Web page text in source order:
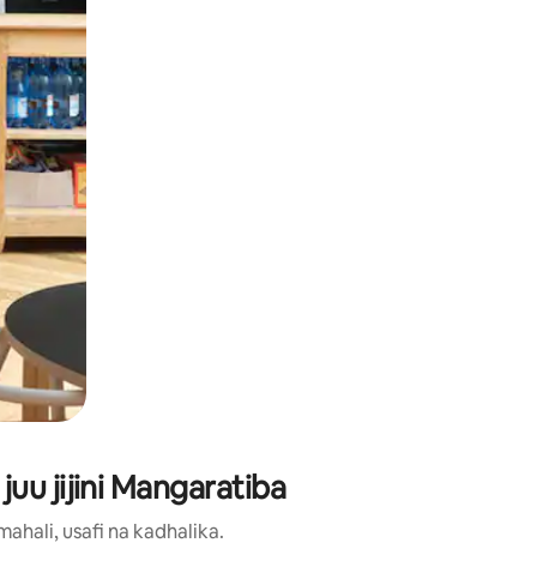
kidole kwenye ishara.
jijini Mangaratiba
usafi na kadhalika.